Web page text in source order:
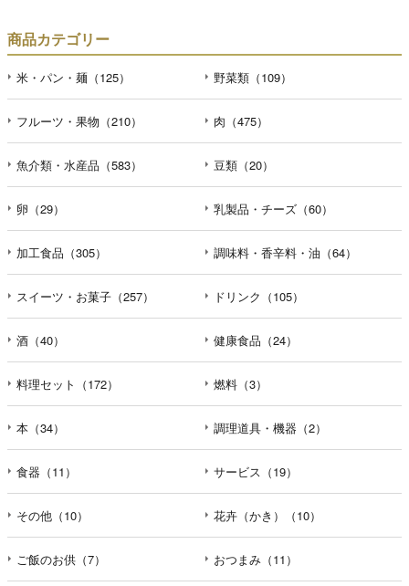
商品カテゴリー
米・パン・麺（125） 野菜類（109）
フルーツ・果物（210） 肉（475）
魚介類・水産品（583） 豆類（20）
卵（29） 乳製品・チーズ（60）
加工食品（305） 調味料・香辛料・油（64）
スイーツ・お菓子（257） ドリンク（105）
酒（40） 健康食品（24）
料理セット（172） 燃料（3）
本（34） 調理道具・機器（2）
食器（11） サービス（19）
その他（10） 花卉（かき）（10）
ご飯のお供（7） おつまみ（11）